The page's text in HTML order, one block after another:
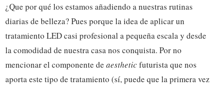
¿Que por qué los estamos añadiendo a nuestras rutinas
diarias de belleza? Pues porque la idea de aplicar un
tratamiento LED casi profesional a pequeña escala y desde
la comodidad de nuestra casa nos conquista. Por no
mencionar el componente de aestheticfuturista que nos
aporta este tipo de tratamiento (sí, puede que la primera vez